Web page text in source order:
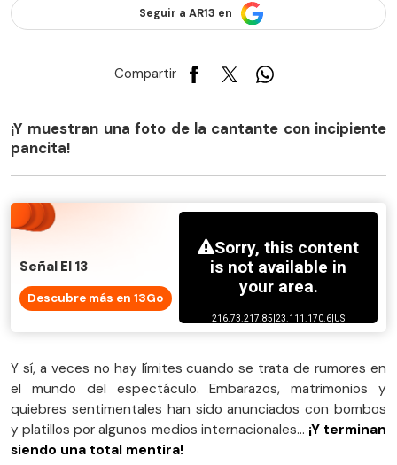
Seguir a AR13 en
Compartir
¡Y muestran una foto de la cantante con incipiente
pancita!
Señal El 13
Descubre más en 13Go
Y sí, a veces no hay límites cuando se trata de rumores en
el mundo del espectáculo. Embarazos, matrimonios y
quiebres sentimentales han sido anunciados con bombos
y platillos por algunos medios internacionales… ¡Y terminan
siendo una total mentira!